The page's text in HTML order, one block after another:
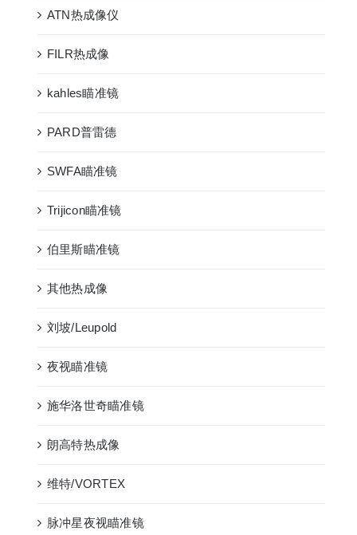
ATN热成像仪
FILR热成像
kahles瞄准镜
PARD普雷德
SWFA瞄准镜
Trijicon瞄准镜
伯里斯瞄准镜
其他热成像
刘坡/Leupold
夜视瞄准镜
施华洛世奇瞄准镜
朗高特热成像
维特/VORTEX
脉冲星夜视瞄准镜